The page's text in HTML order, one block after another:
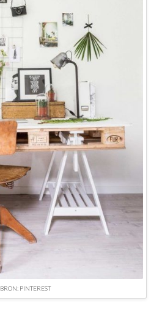
BRON: PINTEREST